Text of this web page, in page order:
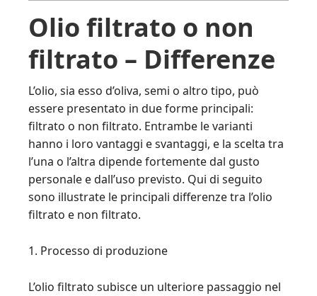
Olio filtrato o non
filtrato – Differenze
L’olio, sia esso d’oliva, semi o altro tipo, può
essere presentato in due forme principali:
filtrato o non filtrato. Entrambe le varianti
hanno i loro vantaggi e svantaggi, e la scelta tra
l’una o l’altra dipende fortemente dal gusto
personale e dall’uso previsto. Qui di seguito
sono illustrate le principali differenze tra l’olio
filtrato e non filtrato.
1. Processo di produzione
L’olio filtrato subisce un ulteriore passaggio nel